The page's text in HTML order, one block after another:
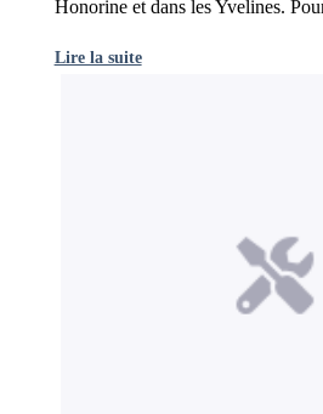
Honorine et dans les Yvelines.
Lire la suite